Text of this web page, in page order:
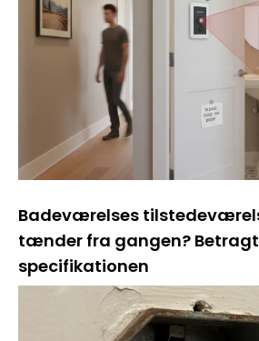
Badeværelses
tænder fra gangen?
specifikationen